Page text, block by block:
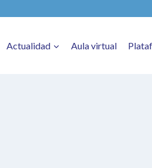
Actualidad Aula virtual